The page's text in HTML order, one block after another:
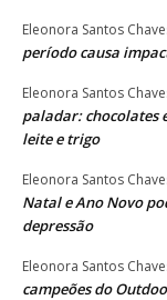
Eleonora Santos
período causa
Eleonora Santos
paladar: chocolates
leite e trigo
Eleonora Santos
Natal e Ano Novo
depressão
Eleonora Santos
campeões do